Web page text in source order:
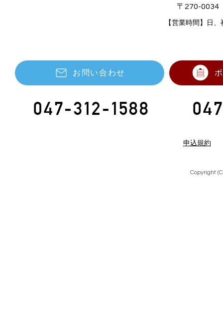
〒270-
【営業時間】日
お問い合わせ
047-312-1588
申込規約
Copyright